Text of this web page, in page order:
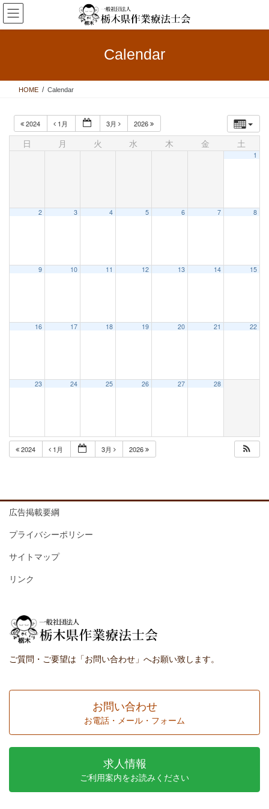
コ
ン
テ
ス
ナ
ビ
ゲ
ン
Calendar
HOME Calendar
2024 1月 3月 2026
日 月 火 水 木 金 土
1
2 3 4 5 6 7 8
9 10 11 12 13 14 15
16 17 18 19 20 21 22
23 24 25 26 27 28
2024 1月 3月 2026
広告掲載要綱
プライバシーポリシー
サイトマップ
リンク
ご質問・ご要望は「お問い合わせ」へお願い致します。
お問い合わせ
お電話・メール・フォーム
求人情報
ご利用案内をお読みください